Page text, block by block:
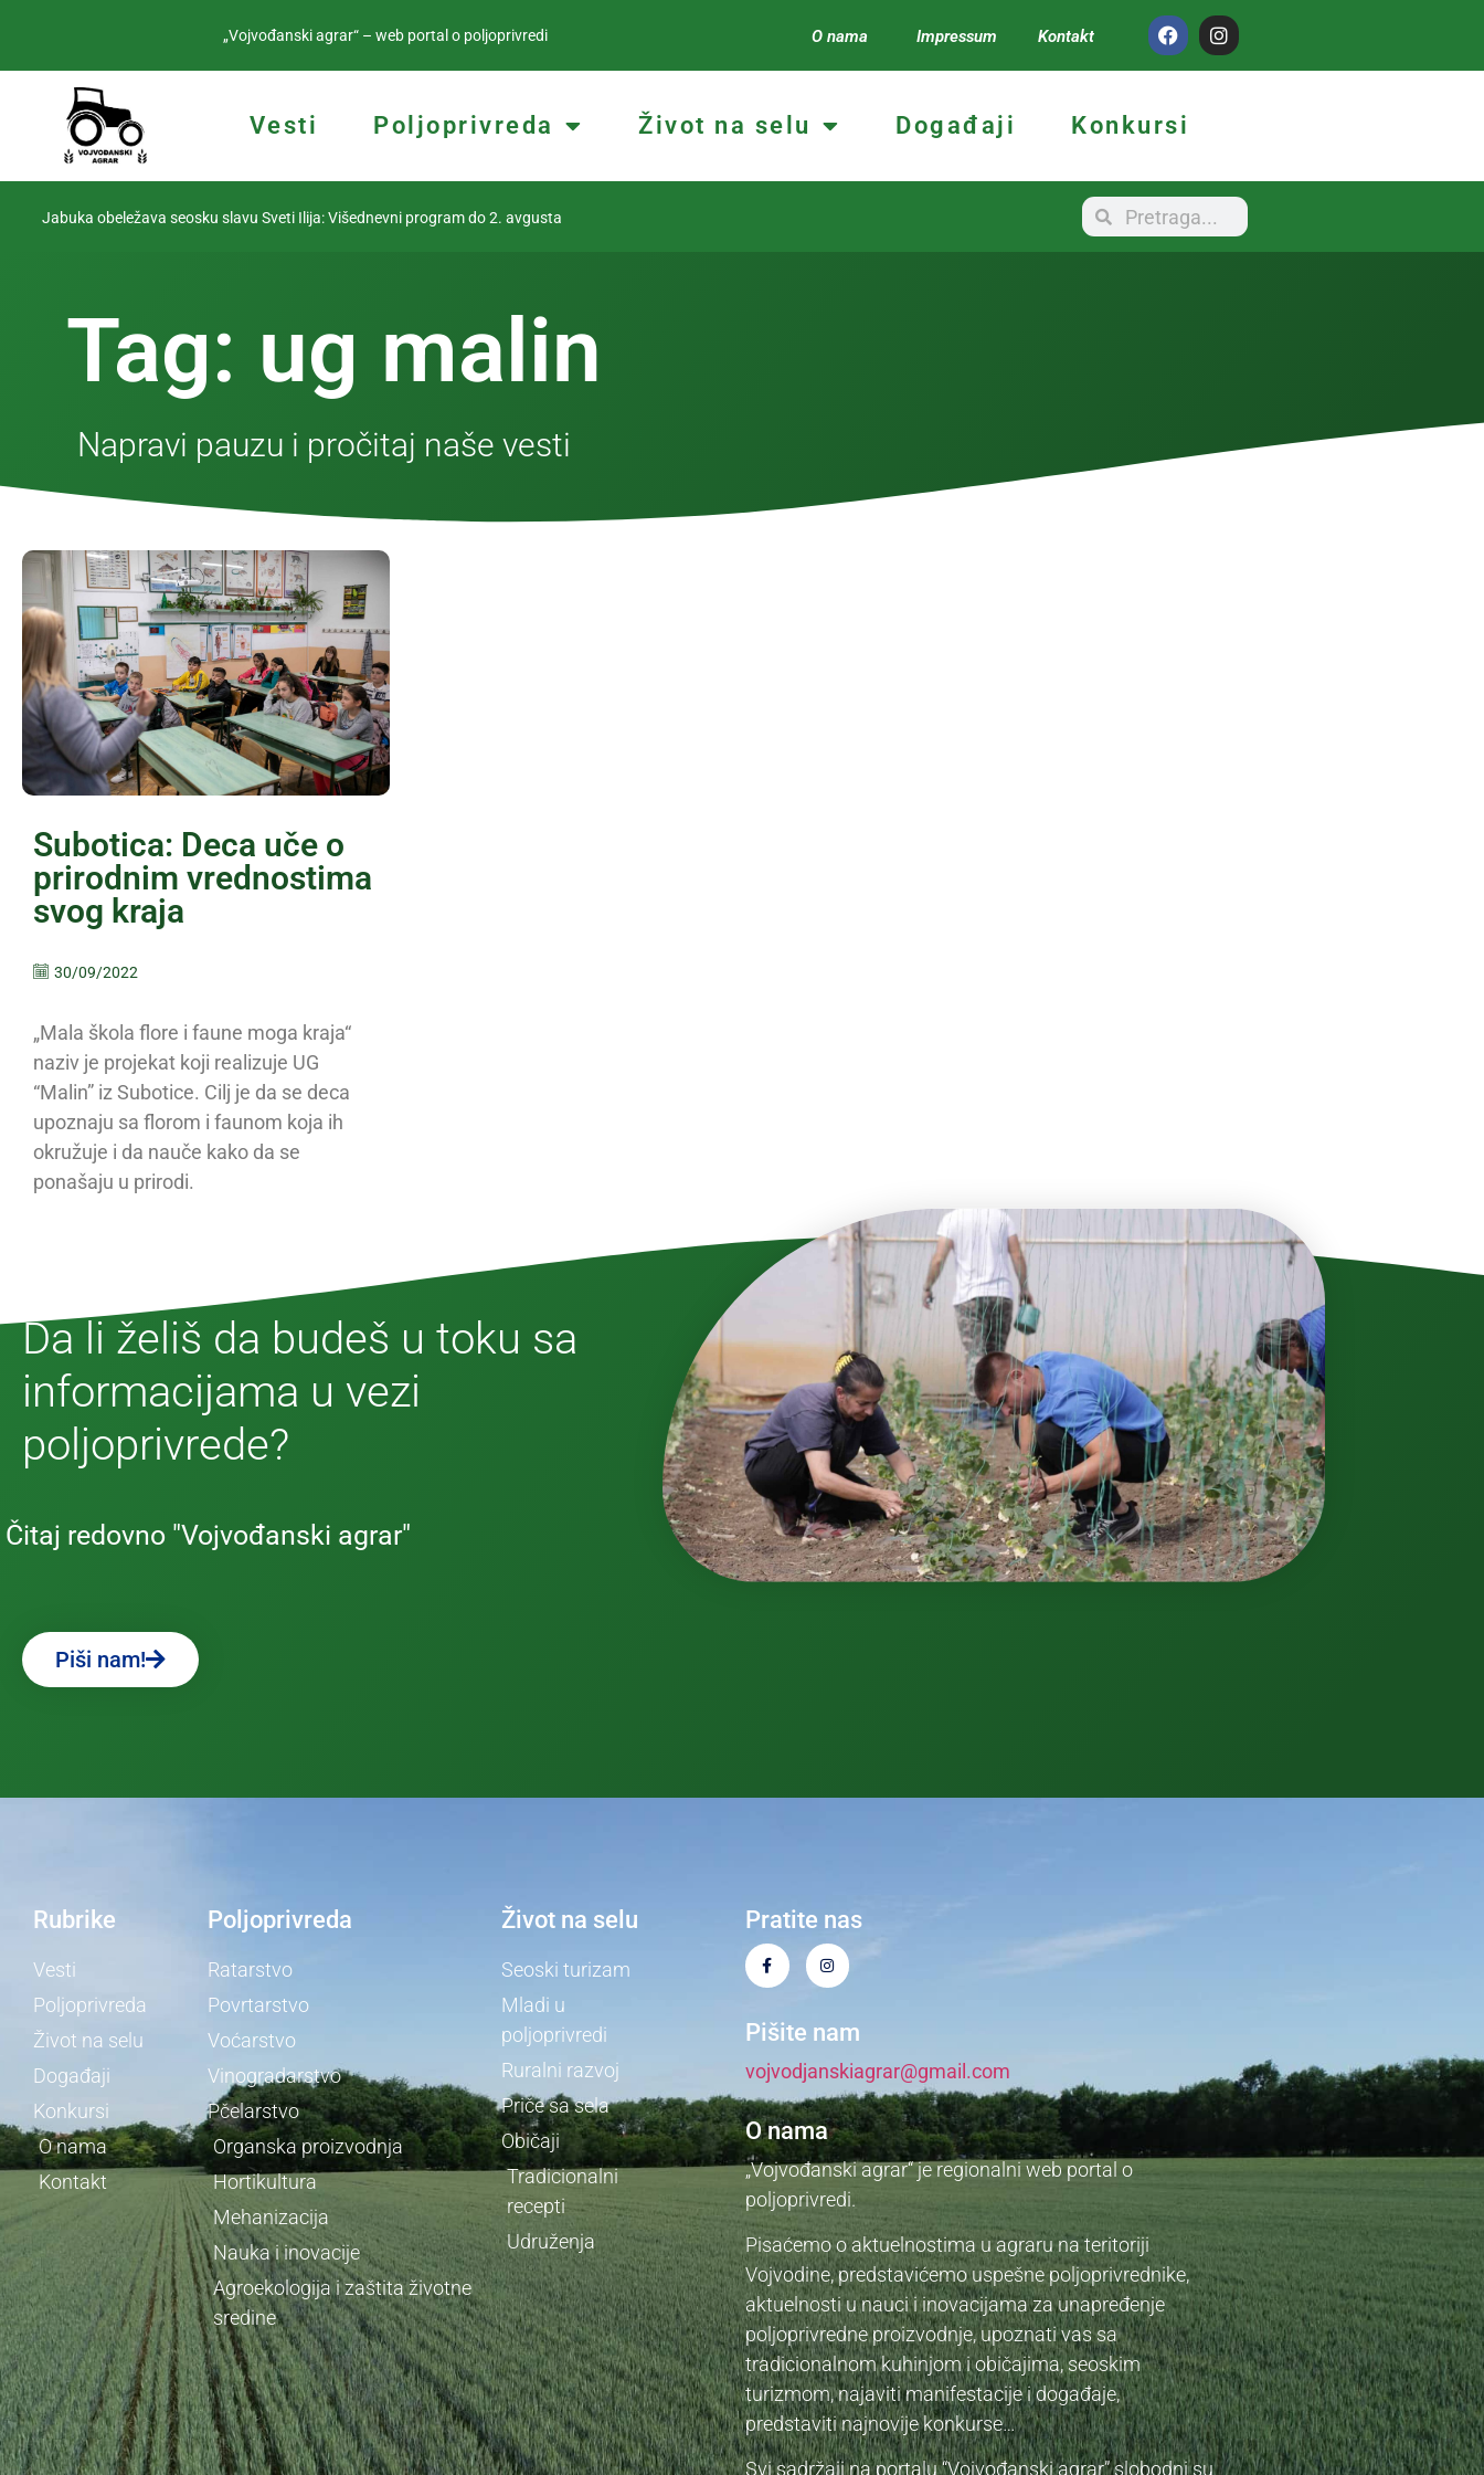
„Vojvođanski agrar“ – web portal o poljoprivredi O nama Impressum Kontakt
Vesti Poljoprivreda Život na selu Događaji Konkursi
Jabuka obeležava seosku slavu Sveti Ilija: Višednevni program do 2. avgusta
Tag: ug malin
Napravi pauzu i pročitaj naše vesti
Subotica: Deca uče o
prirodnim vrednostima
svog kraja
30/09/2022
„Mala škola flore i faune moga kraja“
naziv je projekat koji realizuje UG
“Malin” iz Subotice. Cilj je da se deca
upoznaju sa florom i faunom koja ih
okružuje i da nauče kako da se
ponašaju u prirodi.
Da li želiš da budeš u toku sa
informacijama u vezi
poljoprivrede?
Čitaj redovno "Vojvođanski agrar"
Piši nam!
Rubrike
Vesti
Poljoprivreda
Život na selu
Događaji
Konkursi
O nama
Kontakt
Poljoprivreda
Ratarstvo
Povrtarstvo
Voćarstvo
Vinogradarstvo
Pčelarstvo
Organska proizvodnja
Hortikultura
Mehanizacija
Nauka i inovacije
Agroekologija i zaštita životne
sredine
Život na selu
Seoski turizam
Mladi u
poljoprivredi
Ruralni razvoj
Priče sa sela
Običaji
Tradicionalni
recepti
Udruženja
Pratite nas
Pišite nam
vojvodjanskiagrar@gmail.com
O nama
„Vojvođanski agrar“ je regionalni web portal o
poljoprivredi.
Pisaćemo o aktuelnostima u agraru na teritoriji
Vojvodine, predstavićemo uspešne poljoprivrednike,
aktuelnosti u nauci i inovacijama za unapređenje
poljoprivredne proizvodnje, upoznati vas sa
tradicionalnom kuhinjom i običajima, seoskim
turizmom, najaviti manifestacije i događaje,
predstaviti najnovije konkurse…
Svi sadržaji na portalu “Vojvođanski agrar” slobodni su